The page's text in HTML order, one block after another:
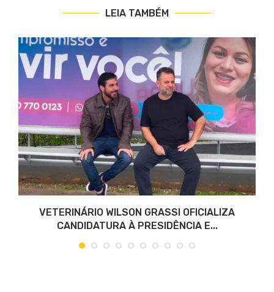
LEIA TAMBÉM
VETERINÁRIO WILSON GRASSI OFICIALIZA
CANDIDATURA À PRESIDÊNCIA E...